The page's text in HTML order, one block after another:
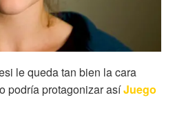
le queda tan bien la cara
podría protagonizar asíJuego